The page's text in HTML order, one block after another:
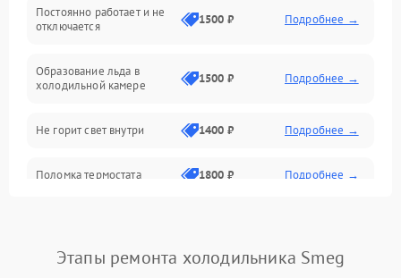
Постоянно работает и не
отключается
1500 ₽ Подробнее →
Образование льда в
холодильной камере
1500 ₽ Подробнее →
Не горит свет внутри 1400 ₽ Подробнее →
Поломка термостата 1800 ₽ Подробнее →
Поломка системы No Frost 2600 ₽ Подробнее →
Этапы ремонта холодильника Smeg